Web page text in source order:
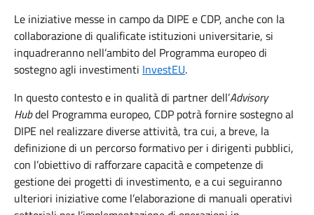
Le iniziative messe in campo da DIPE e CDP, anche con la
collaborazione di qualificate istituzioni universitarie, si
inquadreranno nell’ambito del Programma europeo di
sostegno agli investimenti InvestEU.
In questo contesto e in qualità di partner dell’Advisory
Hubdel Programma europeo, CDP potrà fornire sostegno al
DIPE nel realizzare diverse attività, tra cui, a breve, la
definizione di un percorso formativo per i dirigenti pubblici,
con l’obiettivo di rafforzare capacità e competenze di
gestione dei progetti di investimento, e a cui seguiranno
ulteriori iniziative come l’elaborazione di manuali operativi